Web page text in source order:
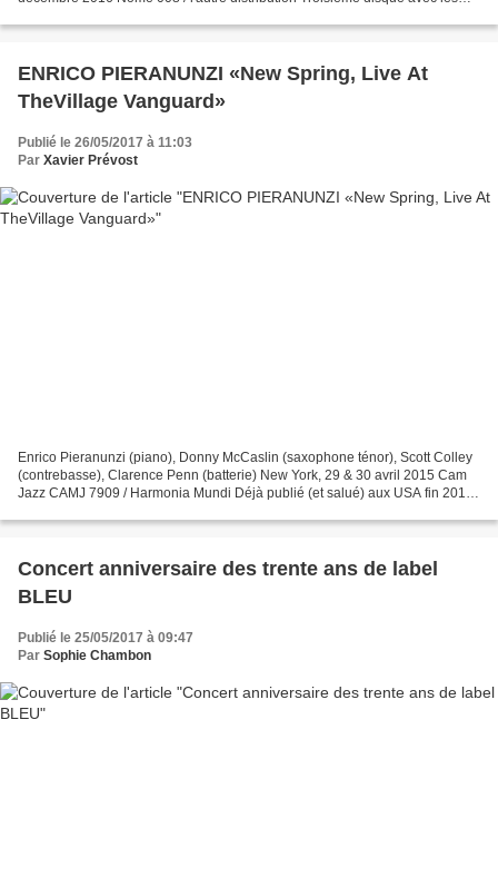
ENRICO PIERANUNZI «New Spring, Live At
TheVillage Vanguard»
Publié le 26/05/2017 à 11:03
Par Xavier Prévost
Enrico Pieranunzi (piano), Donny McCaslin (saxophone ténor), Scott Colley
(contrebasse), Clarence Penn (batterie) New York, 29 & 30 avril 2015 Cam
Jazz CAMJ 7909 / Harmonia Mundi Déjà publié (et salué) aux USA fin 2016,
Concert anniversaire des trente ans de label
BLEU
Publié le 25/05/2017 à 09:47
Par Sophie Chambon